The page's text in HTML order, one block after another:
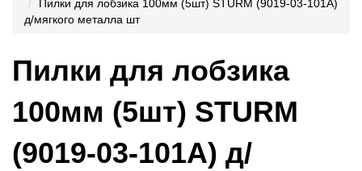
Пилки для лобзика 100мм (5шт) STURM (9019-03-101А)
д/мягкого металла шт
Пилки для лобзика
100мм (5шт) STURM
(9019-03-101А) д/